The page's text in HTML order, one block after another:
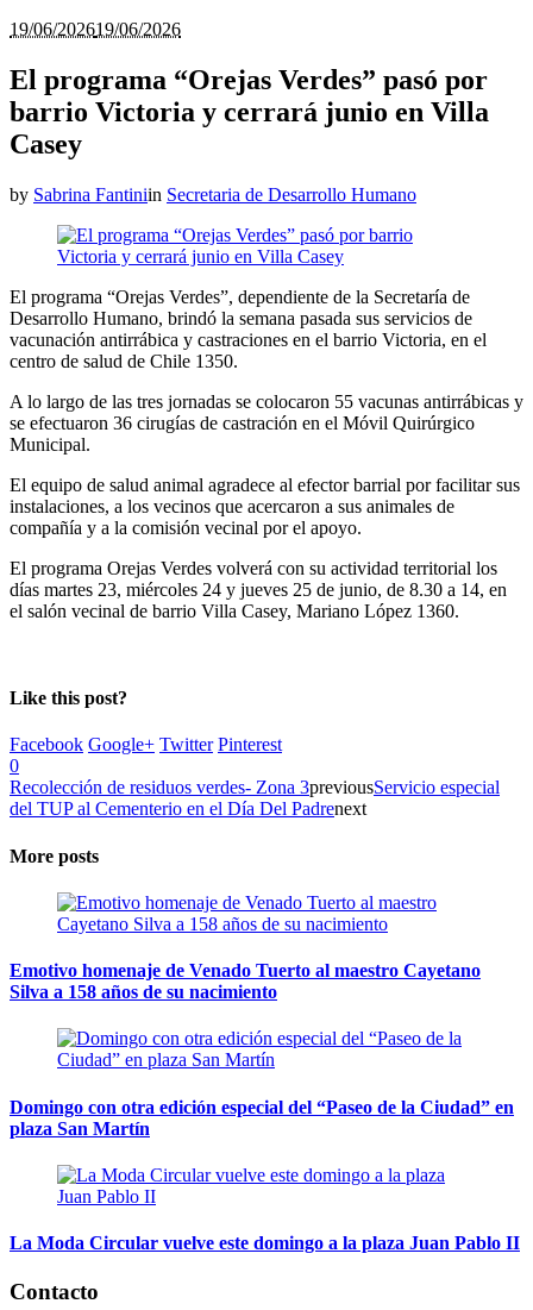
19/06/202619/06/2026
El programa “Orejas Verdes” pasó por
barrio Victoria y cerrará junio en Villa
Casey
by Sabrina Fantiniin Secretaria de Desarrollo Humano
El programa “Orejas Verdes”, dependiente de la Secretaría de
Desarrollo Humano, brindó la semana pasada sus servicios de
vacunación antirrábica y castraciones en el barrio Victoria, en el
centro de salud de Chile 1350.
A lo largo de las tres jornadas se colocaron 55 vacunas antirrábicas y
se efectuaron 36 cirugías de castración en el Móvil Quirúrgico
Municipal.
El equipo de salud animal agradece al efector barrial por facilitar sus
instalaciones, a los vecinos que acercaron a sus animales de
compañía y a la comisión vecinal por el apoyo.
El programa Orejas Verdes volverá con su actividad territorial los
días martes 23, miércoles 24 y jueves 25 de junio, de 8.30 a 14, en
el salón vecinal de barrio Villa Casey, Mariano López 1360.
Like this post?
Facebook Google+ Twitter Pinterest
0
Recolección de residuos verdes- Zona 3previousServicio especial
del TUP al Cementerio en el Día Del Padrenext
More posts
Emotivo homenaje de Venado Tuerto al maestro Cayetano
Silva a 158 años de su nacimiento
Domingo con otra edición especial del “Paseo de la Ciudad” en
plaza San Martín
La Moda Circular vuelve este domingo a la plaza Juan Pablo II
Contacto